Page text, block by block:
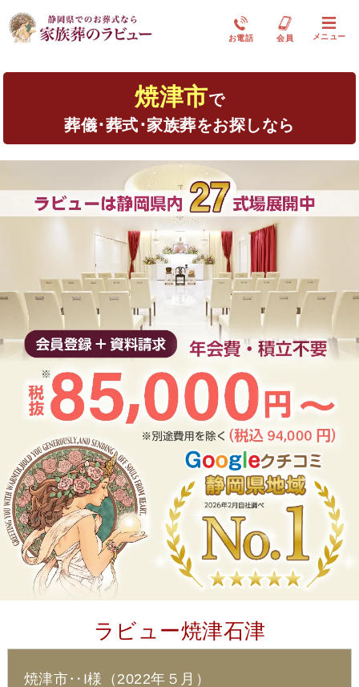
お電話 会員 メニュー
焼津市で
葬儀･葬式･家族葬をお探しなら
ラビュー焼津石津
焼津市‥I様（2022年５月）